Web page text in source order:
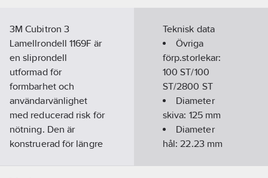
3M Cubitron 3
Lamellrondell 1169F är
en sliprondell
utformad för
formbarhet och
användarvänlighet
med reducerad risk för
nötning. Den är
konstruerad för längre
Teknisk data
Övriga
förp.storlekar:
100 ST/100
ST/2800 ST
Diameter
skiva: 125mm
Diameter
hål:22.23mm